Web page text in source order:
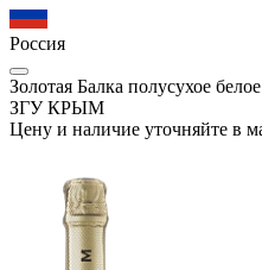
Россия
Золотая Балка полусухое белое
ЗГУ КРЫМ
Цену и наличие уточняйте в